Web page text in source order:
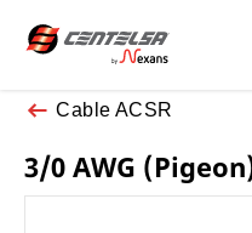
Cable ACSR
3/0 AWG